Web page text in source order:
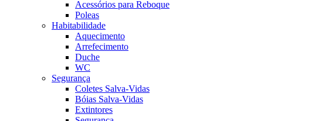
Acessórios para Reboque
Poleas
Habitabilidade
Aquecimento
Arrefecimento
Duche
WC
Segurança
Coletes Salva-Vidas
Bóias Salva-Vidas
Extintores